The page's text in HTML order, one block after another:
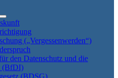
(„Vergessenwerden“)
den Datenschutz und die
(BfDI)
(BDSG)